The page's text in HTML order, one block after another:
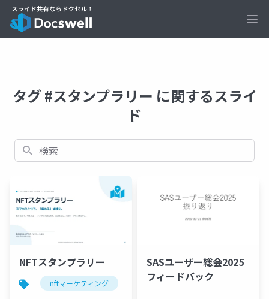
タグ #スタンプラリー に関するスライ
ド
検索
NFTスタンプラリー
nftマーケティング スタンプラリー
SASユーザー総会2025
フィードバック